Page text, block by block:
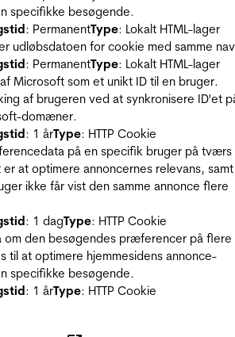
specifikke besøgende.
: PermanentType: Lokalt HTML-lager
udløbsdatoen for cookie med samme
: PermanentType: Lokalt HTML-lager
Microsoft som et unikt ID til en bruger.
af brugeren ved at synkronisere ID'et
domæner.
: 1 årType: HTTP Cookie
på en specifik bruger på tværs
er at optimere annoncernes relevans, samt
ikke får vist den samme annonce flere
: 1 dagType: HTTP Cookie
om den besøgendes præferencer på flere
til at optimere hjemmesidens annonce-
specifikke besøgende.
: 1 årType: HTTP Cookie